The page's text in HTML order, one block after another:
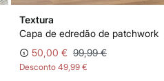
Textura
Capa de edredão de patchwork
50,00 € 99,99 €
Desconto 49,99 €